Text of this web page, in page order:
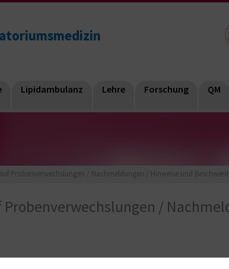
Lipidambulanz Lehre Forschung QM
Probenverwechslungen / Nachmeldungen / Hinweise und
/